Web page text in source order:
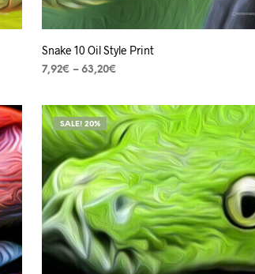
Snake 10 Oil Style Print
7,92€ – 63,20€
SALE! 20%